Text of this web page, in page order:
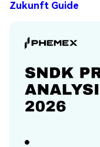
Zukunft Guide